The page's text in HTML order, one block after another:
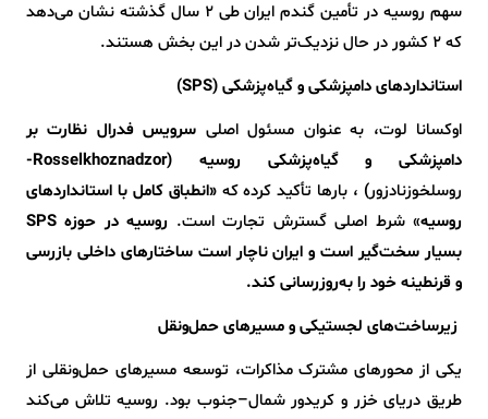
سهم روسیه در تأمین گندم ایران طی 2 سال گذشته نشان می‌دهد
که 2 کشور در حال نزدیک‌تر شدن در این بخش هستند.
استانداردهای دامپزشکی و گیاه‌پزشکی (SPS)
اوکسانا لوت، به عنوان مسئول اصلی سرویس فدرال نظارت بر
دامپزشکی و گیاه‌پزشکی روسیه (Rosselkhoznadzor-
روسلخوزنادزور) ، بارها تأکید کرده که«انطباق کامل با استانداردهای
روسیه» شرط اصلی گسترش تجارت است.
روسیه در حوزه SPS
بسیار سخت‌گیر است و ایران ناچار است ساختارهای داخلی بازرسی
و قرنطینه خود را به‌روزرسانی کند.
زیرساخت‌های لجستیکی و مسیرهای حمل‌ونقل
یکی از محورهای مشترک مذاکرات، توسعه مسیرهای حمل‌ونقلی از
طریق دریای خزر و کریدور شمال–جنوب بود. روسیه تلاش می‌کند